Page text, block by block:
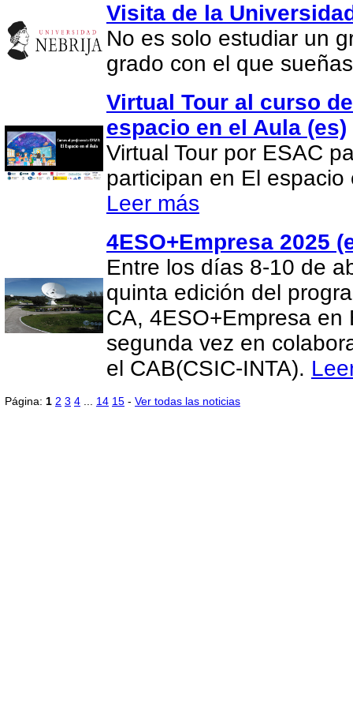
Visita de la
No es solo estudiar un
grado con el que
Virtual Tour al curso
espacio en el Aula (es)
Virtual Tour por ESAC
participan en El espacio
Leer más
4ESO+Empresa 2025
Entre los días 8-10 de
quinta edición del
CA, 4ESO+Empresa en
segunda vez en
el CAB(CSIC-INTA).
Página: 1 2 3 4 14 15 - Ver todas las noticias